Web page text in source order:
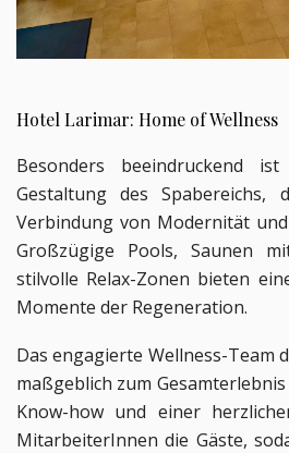
Hotel Larimar: Home of Wellness
Besonders beeindruckend
Gestaltung des Spabereichs,
Verbindung von Modernität
Großzügige Pools, Saunen
stilvolle Relax-Zonen bieten
Momente der Regeneration.
Das engagierte Wellness-Team
maßgeblich zum
Know-how und einer
MitarbeiterInnen die Gäste,